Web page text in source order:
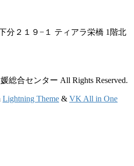
分２１９−１ ティアラ栄橋 1階北
総合センター All Rights Reserved.
Lightning Theme & VK All in One